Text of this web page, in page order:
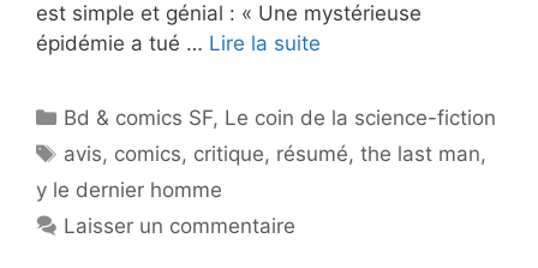
est simple et génial : « Une mystérieuse
épidémie a tué … Lire la suite
Catégories
Bd & comics SF, Le coin de la science-fiction
Étiquettes
avis, comics, critique, résumé,the last man,
y le dernier homme
Laisser un commentaire